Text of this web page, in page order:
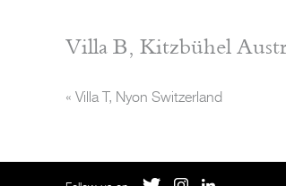
Villa B, Kitzbühel
« Villa T, Nyon Switzerland